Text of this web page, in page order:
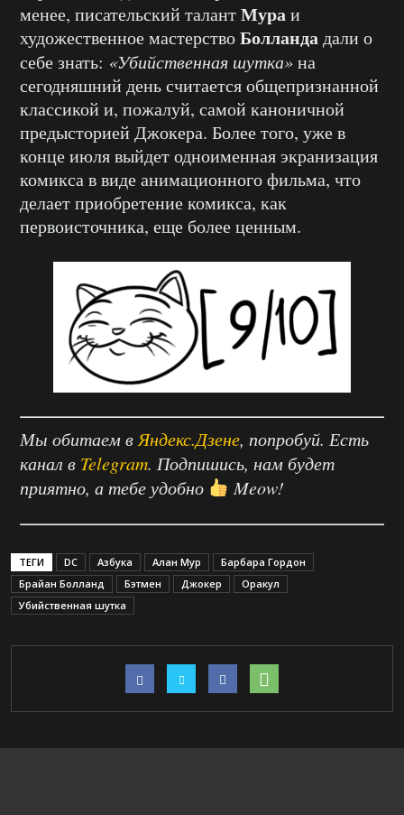
менее, писательский талантМураи
художественное мастерствоБолландадали о
себе знать: «Убийственная шутка»на
сегодняшний день считается общепризнанной
классикой и, пожалуй, самой каноничной
предысторией Джокера. Более того, уже в
конце июля выйдет одноименная экранизация
комикса в виде анимационного фильма, что
делает приобретение комикса, как
первоисточника, еще более ценным.
Мы обитаем в Яндекс.Дзене, попробуй. Есть
канал в Telegram. Подпишись, нам будет
приятно, а тебе удобно
Meow!
ТЕГИ DC Азбука Алан Мур
Барбара Гордон
Брайан Болланд
Бэтмен Джокер
Оракул
Убийственная шутка